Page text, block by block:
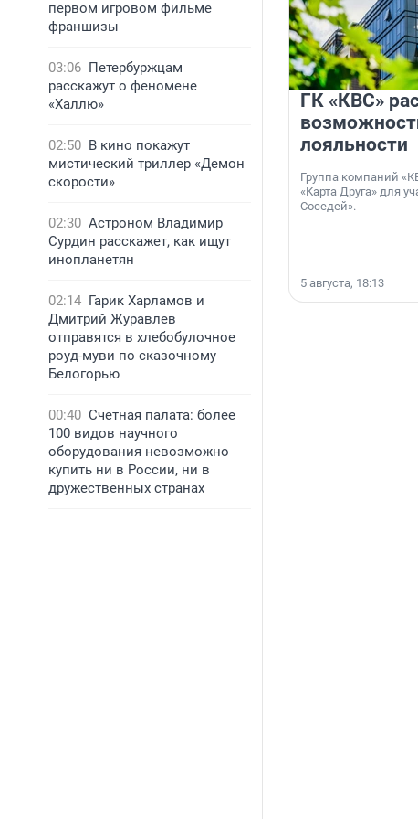
первом игровом фильме
франшизы
03:06 Петербуржцам
расскажут о феномене
«Халлю»
02:50 В кино покажут
мистический триллер «Демон
скорости»
02:30 Астроном Владимир
Сурдин расскажет, как ищут
инопланетян
02:14 Гарик Харламов и
Дмитрий Журавлев
отправятся в хлебобулочное
роуд-муви по сказочному
Белогорью
00:40 Счетная палата: более
100 видов научного
оборудования невозможно
купить ни в России, ни в
дружественных странах
ГК «КВС»
лояльности
Группа компаний
«Карта Друга» для
Соседей».
5 августа, 18:13